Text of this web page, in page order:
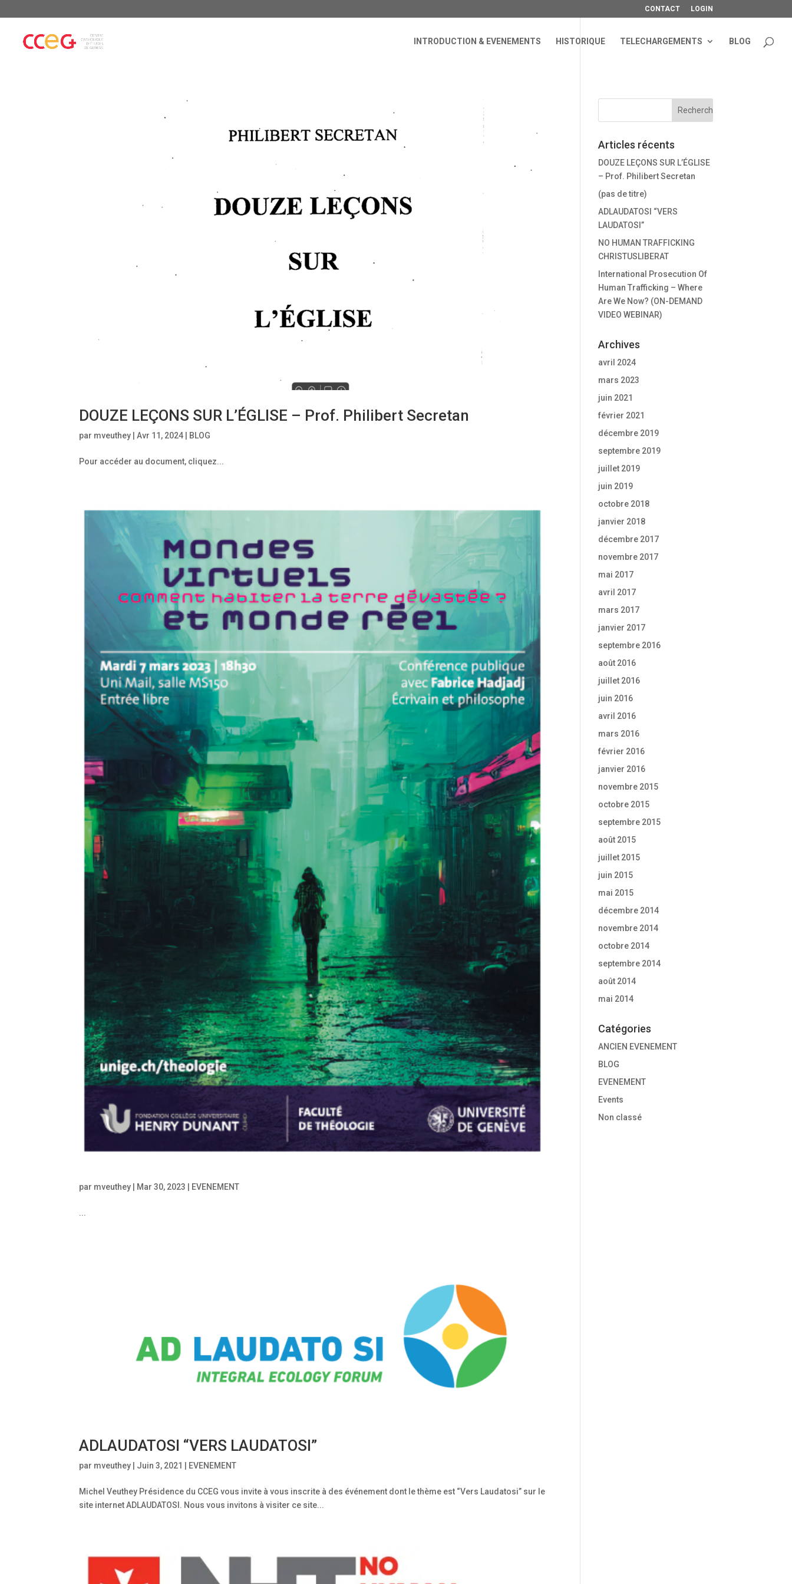
CONTACT LOGIN
INTRODUCTION & EVENEMENTS HISTORIQUE TELECHARGEMENTS BLOG
DOUZE LEÇONS SUR L’ÉGLISE – Prof. Philibert Secretan
par mveuthey |Avr 11, 2024 BLOG
Pour accéder au document, cliquez...
par mveuthey Mar 30, 2023 EVENEMENT
...
ADLAUDATOSI “VERS LAUDATOSI”
par mveuthey Juin 3, 2021 EVENEMENT
Michel Veuthey Présidence du CCEG vous invite à vous inscrite à des événement dont le thème est “Vers Laudatosi” sur le
site internet ADLAUDATOSI. Nous vous invitons à visiter ce site...
Articles récents
DOUZE LEÇONS SUR L’ÉGLISE
– Prof. Philibert Secretan
(pas de titre)
ADLAUDATOSI “VERS
LAUDATOSI”
NO HUMAN TRAFFICKING
CHRISTUSLIBERAT
International Prosecution Of
Human Trafficking – Where
Are We Now? (ON-DEMAND
VIDEO WEBINAR)
Archives
avril 2024
mars 2023
juin 2021
février 2021
décembre 2019
septembre 2019
juillet 2019
juin 2019
octobre 2018
janvier 2018
décembre 2017
novembre 2017
mai 2017
avril 2017
mars 2017
janvier 2017
septembre 2016
août 2016
juillet 2016
juin 2016
avril 2016
mars 2016
février 2016
janvier 2016
novembre 2015
octobre 2015
septembre 2015
août 2015
juillet 2015
juin 2015
mai 2015
décembre 2014
novembre 2014
octobre 2014
septembre 2014
août 2014
mai 2014
Catégories
ANCIEN EVENEMENT
BLOG
EVENEMENT
Events
Non classé